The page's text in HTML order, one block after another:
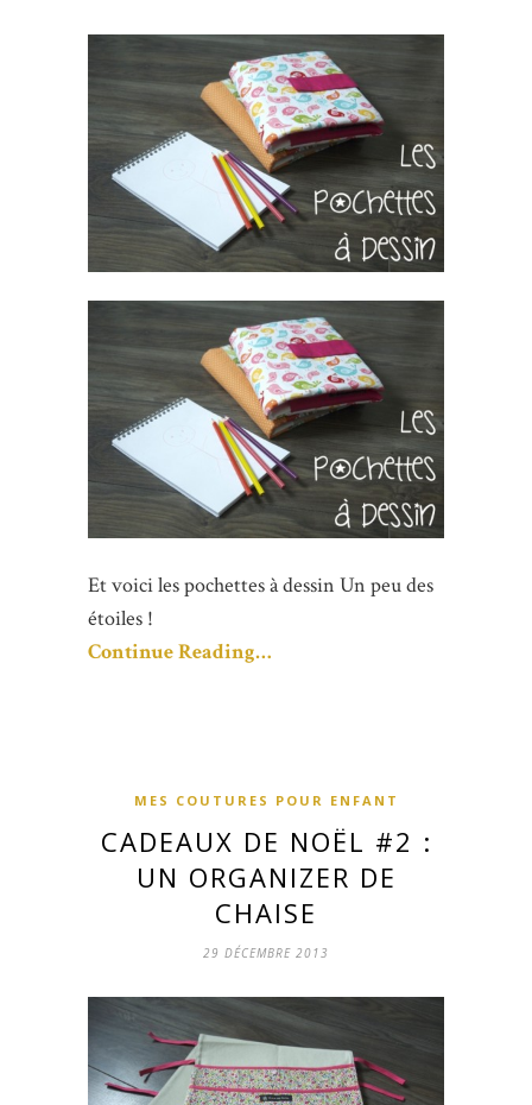
Et voici les pochettes à dessin Un peu des
étoiles !
Continue Reading…
MES COUTURES POUR ENFANT
CADEAUX DE NOËL #2 :
UN ORGANIZER DE
CHAISE
29 DÉCEMBRE 2013